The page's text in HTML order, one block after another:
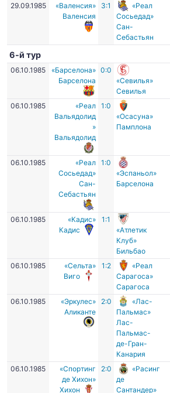
29.09.1985
«Валенсия»
Валенсия
3:1
«Реал
Сосьедад»
Сан-
Себастьян
6-й тур
06.10.1985
«Барселона»
Барселона
0:0
«Севилья»
Севилья
06.10.1985
«Реал
Вальядолид
»
Вальядолид
1:0
«Осасуна»
Памплона
06.10.1985
«Реал
Сосьедад»
Сан-
Себастьян
1:0
«Эспаньол»
Барселона
06.10.1985
«Кадис»
Кадис
1:1
«Атлетик
Клуб»
Бильбао
06.10.1985
«Сельта»
Виго
1:2
«Реал
Сарагоса»
Сарагоса
06.10.1985
«Эркулес»
Аликанте
2:0
«Лас-
Пальмас»
Лас-
Пальмас-
де-Гран-
Канария
06.10.1985
«Спортинг
де Хихон»
Хихон
2:0
«Расинг
де
Сантандер»